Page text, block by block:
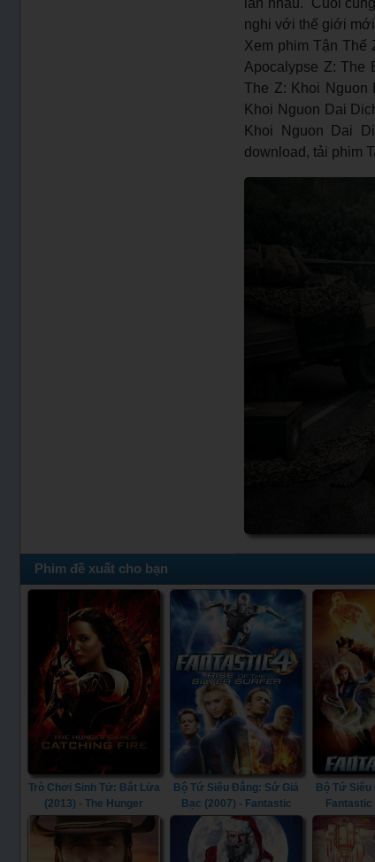
lẫn nhau. Cuối
nghi với thế giới
Xem phim Tận Thế
Apocalypse Z: The
The Z: Khoi Nguon
Khoi Nguon Dai
Khoi Nguon Dai
download, tải phim
Phim đề xuất cho bạn
Trò Chơi Sinh Tử: Bắt Lửa
(2013) - The Hunger
Games: Catching Fire
Bộ Tứ Siêu Đẳng: Sứ Giả
Bạc (2007) - Fantastic
Four: Rise of the Silver
Surfer (2007)
Bộ Tứ
Fantastic